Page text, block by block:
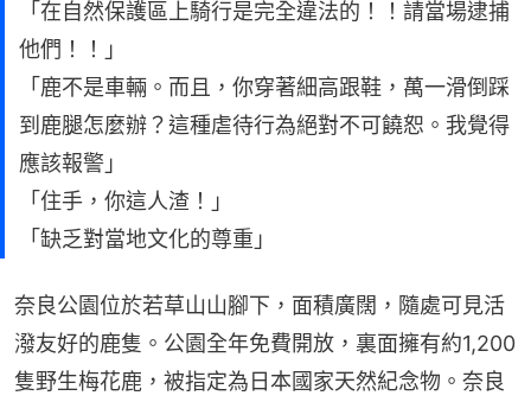
「在自然保護區上騎行是完全違法的！！請當場逮捕
他們！！」
「鹿不是車輛。而且，你穿著細高跟鞋，萬一滑倒踩
到鹿腿怎麼辦？這種虐待行為絕對不可饒恕。我覺得
應該報警」
「住手，你這人渣！」
「缺乏對當地文化的尊重」
奈良公園位於若草山山腳下，面積廣闊，隨處可見活
潑友好的鹿隻。公園全年免費開放，裏面擁有約1,200
隻野生梅花鹿，被指定為日本國家天然紀念物。奈良